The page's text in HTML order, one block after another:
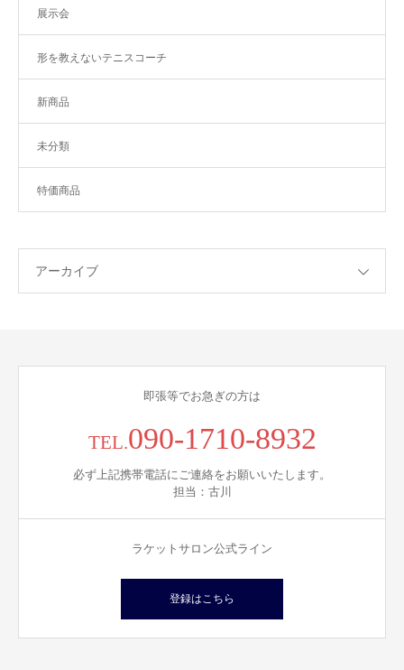
展示会
形を教えないテニスコーチ
新商品
未分類
特価商品
アーカイブ
即張等でお急ぎの方は
TEL.090-1710-8932
必ず上記携帯電話にご連絡をお願いいたします。
担当：古川
ラケットサロン公式ライン
登録はこちら